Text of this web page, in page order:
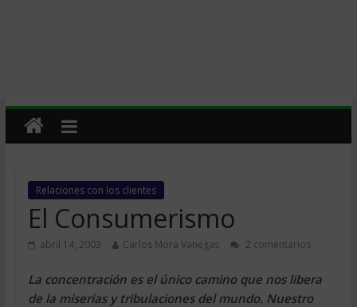
Relaciones con los clientes
El Consumerismo
abril 14, 2003 Carlos Mora Vanegas 2 comentarios
La concentración es el único camino que nos libera
de la miserias y tribulaciones del mundo. Nuestro